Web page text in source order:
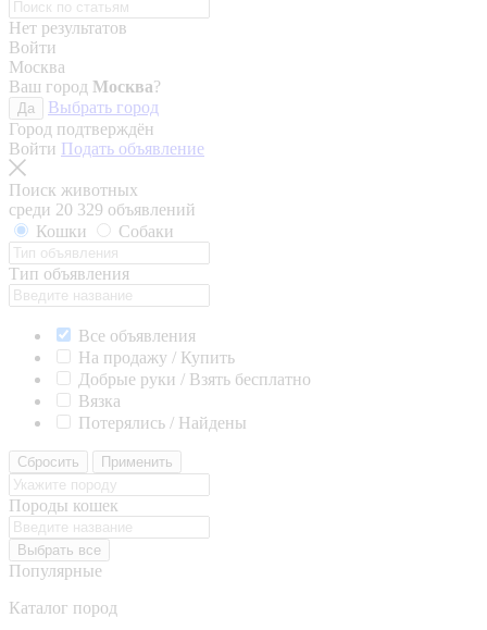
Нет результатов
Войти
Москва
Ваш город Москва?
Да
Выбрать город
Город подтверждён
Войти Подать объявление
Поиск животных
среди 20 329 объявлений
Кошки
Собаки
Тип объявления
Все объявления
На продажу / Купить
Добрые руки / Взять бесплатно
Вязка
Потерялись / Найдены
Сбросить Применить
Породы кошек
Выбрать все
Популярные
Каталог пород